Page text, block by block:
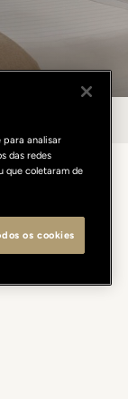
para analisar
das redes
que coletaram de
os cookies